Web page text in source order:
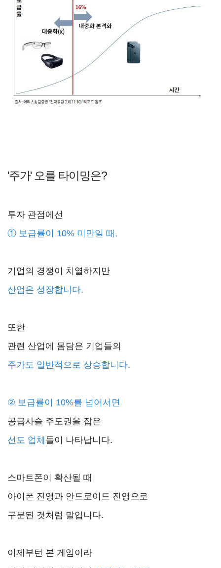
'주가' 오를 타이밍은?
투자 관점에선
① 보급률이 10% 미만일 때,
기업의 경쟁이 치열하지만
산업은 성장합니다.
또한
관련 산업에 몸담은 기업들의
주가도 일반적으로 상승합니다.
② 보급률이 10%를 넘어서면
공급사슬 주도권을 잡은
선도 업체 들이 나타납니다.
스마트폰이 확산될 때
아이폰 진영과 안드로이드 진영으로
구분된 것처럼 말입니다.
이제부턴 본 게임이라